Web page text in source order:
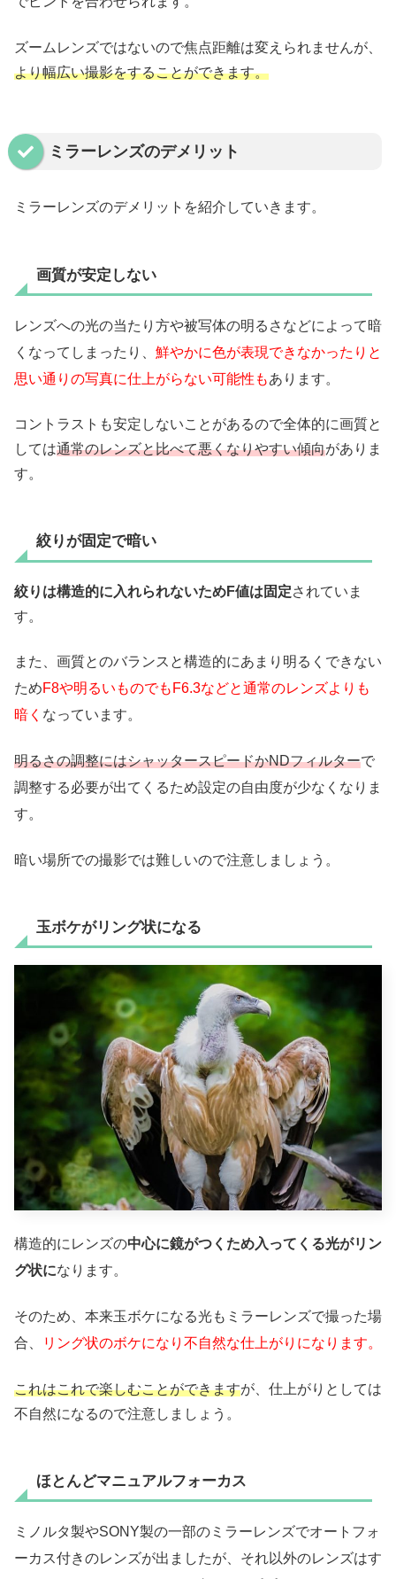
ズームレンズではないので焦点距離は変えられませんが、
より幅広い撮影をすることができます。
ミラーレンズのデメリット
ミラーレンズのデメリットを紹介していきます。
画質が安定しない
レンズへの光の当たり方や被写体の明るさなどによって暗
くなってしまったり、 鮮やかに色が表現できなかったりと
思い通りの写真に仕上がらない可能性もあります。
コントラストも安定しないことがあるので全体的に画質と
しては通常のレンズと比べて悪くなりやすい傾向がありま
す。
絞りが固定で暗い
絞りは構造的に入れられないためF値は固定されていま
す。
また、画質とのバランスと構造的にあまり明るくできない
ためF8や明るいものでもF6.3などと通常のレンズよりも
暗く なっています。
明るさの調整にはシャッタースピードかNDフィルターで
調整する必要が出てくるため設定の自由度が少なくなりま
す。
暗い場所での撮影では難しいので注意しましょう。
玉ボケがリング状になる
構造的にレンズの中心に鏡がつくため入ってくる光がリン
グ状になります。
そのため、本来玉ボケになる光もミラーレンズで撮った場
合、
リング状のボケになり不自然な仕上がりになります。
これはこれで楽しむことができますが、仕上がりとしては
不自然になるので注意しましょう。
ほとんどマニュアルフォーカス
ミノルタ製やSONY製の一部のミラーレンズでオートフォ
ーカス付きのレンズが出ましたが、それ以外のレンズはす